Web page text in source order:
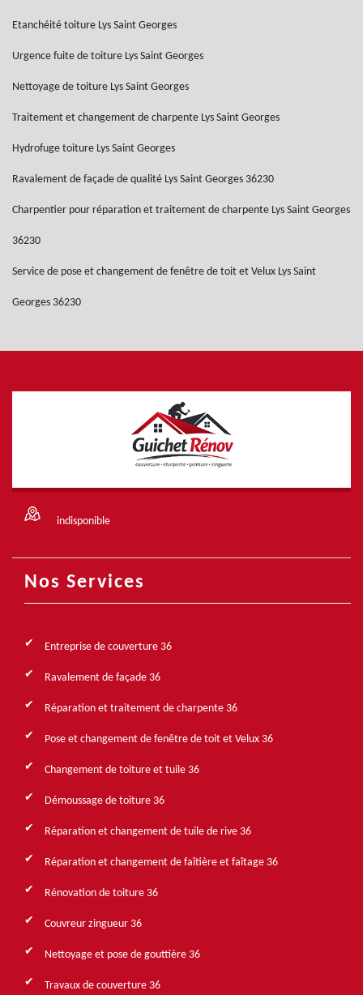
Etanchéité toiture Lys Saint Georges
Urgence fuite de toiture Lys Saint Georges
Nettoyage de toiture Lys Saint Georges
Traitement et changement de charpente Lys Saint Georges
Hydrofuge toiture Lys Saint Georges
Ravalement de façade de qualité Lys Saint Georges 36230
Charpentier pour réparation et traitement de charpente Lys Saint Georges
36230
Service de pose et changement de fenêtre de toit et Velux Lys Saint
Georges 36230
indisponible
Nos Services
Entreprise de couverture 36
Ravalement de façade 36
Réparation et traitement de charpente 36
Pose et changement de fenêtre de toit et Velux 36
Changement de toiture et tuile 36
Démoussage de toiture 36
Réparation et changement de tuile de rive 36
Réparation et changement de faîtière et faîtage 36
Rénovation de toiture 36
Couvreur zingueur 36
Nettoyage et pose de gouttière 36
Travaux de couverture 36